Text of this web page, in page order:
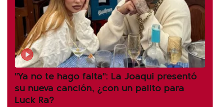
"Ya no te hago falta": La Joaqui presentó
su nueva canción, ¿con un palito para
Luck Ra?